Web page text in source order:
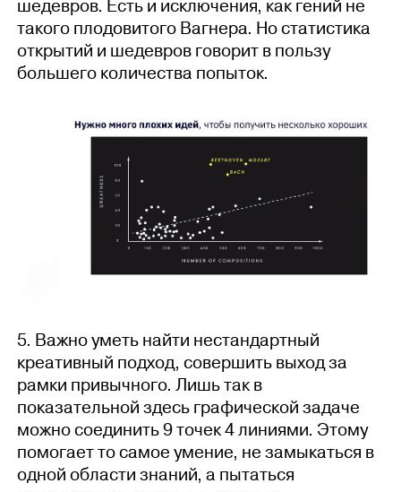
шедевров. Есть и исключения, как гений не
такого плодовитого Вагнера. Но статистика
открытий и шедевров говорит в пользу
большего количества попыток.
5. Важно уметь найти нестандартный
креативный подход, совершить выход за
рамки привычного. Лишь так в
показательной здесь графической задаче
можно соединить 9 точек 4 линиями. Этому
помогает то самое умение, не замыкаться в
одной области знаний, а пытаться